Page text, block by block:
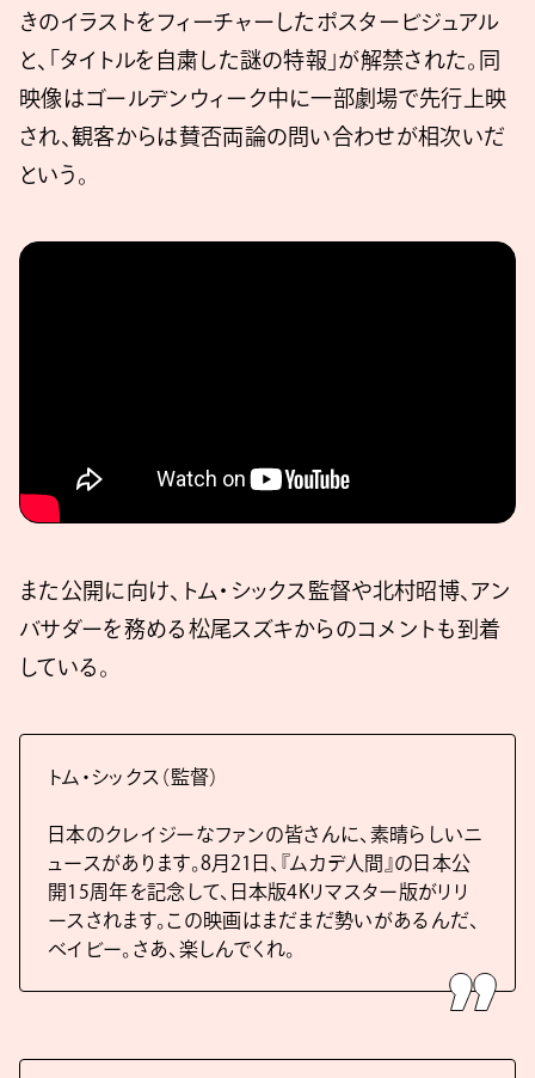
きのイラストをフィーチャーしたポスタービジュアル
と、「タイトルを自粛した謎の特報」が解禁された。同
映像はゴールデンウィーク中に一部劇場で先行上映
され、観客からは賛否両論の問い合わせが相次いだ
という。
また公開に向け、トム・シックス監督や北村昭博、アン
バサダーを務める松尾スズキからのコメントも到着
している。
トム・シックス（監督）
日本のクレイジーなファンの皆さんに、素晴らしいニ
ュースがあります。8月21日、『ムカデ人間』の日本公
開15周年を記念して、日本版4Kリマスター版がリリ
ースされます。この映画はまだまだ勢いがあるんだ、
ベイビー。さあ、楽しんでくれ。